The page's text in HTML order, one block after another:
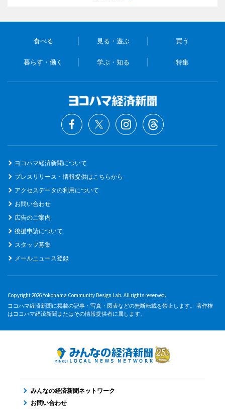
食べる 見る・遊ぶ 買う
暮らす・働く 学ぶ・知る 特集
ヨコハマ経済新聞について
プレスリリース・情報提供はこちらから
アクセスデータの利用について
お問い合わせ
広告のご案内
後援申請について
スタッフ募集
メールニュース登録
Copyright 2026 Yokohama Community Design Lab. All rights reserved.
ヨコハマ経済新聞に掲載の記事・写真・図表などの無断転載を禁止します。 著作権
はヨコハマ経済新聞またはその情報提供者に属します。
みんなの経済新聞ネットワーク
お問い合わせ